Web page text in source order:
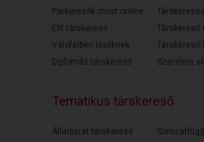
Párkeresők most online
Elit társkereső
Válófélben lévőknek
Diplomás társkereső
Társkereső
Társkereső
Szerelem
Tematikus társkereső
Állatbarát társkereső